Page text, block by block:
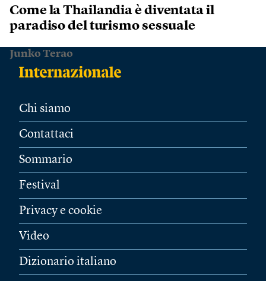
Come la Thailandia è diventata il
paradiso del turismo sessuale
Junko Terao
Chi siamo
Contattaci
Sommario
Festival
Privacy e cookie
Video
Dizionario italiano